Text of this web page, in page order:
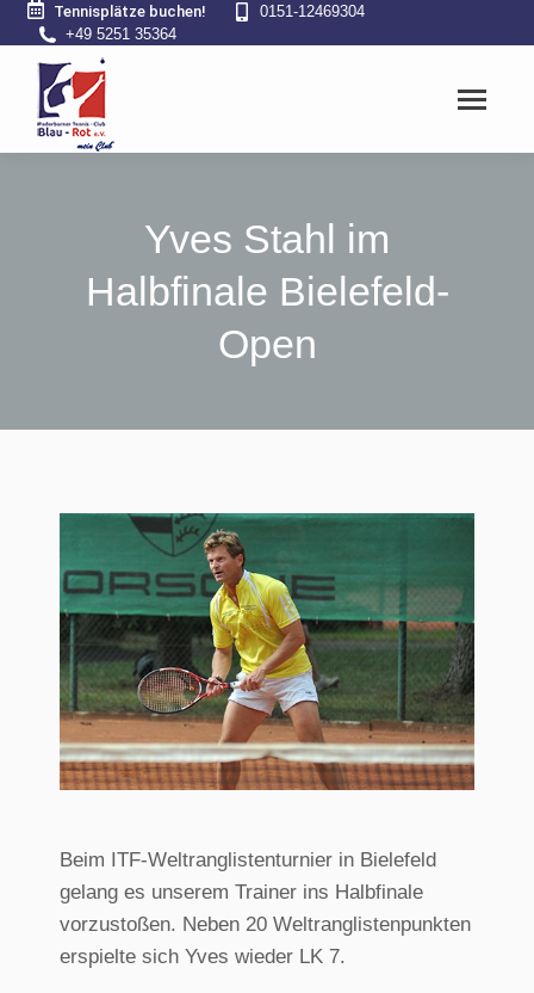
Tennisplätze buchen!
0151-12469304
+49 5251 35364
Yves Stahl im
Halbfinale Bielefeld-
Open
Beim ITF-Weltranglistenturnier in Bielefeld
gelang es unserem Trainer ins Halbfinale
vorzustoßen. Neben 20 Weltranglistenpunkten
erspielte sich Yves wieder LK 7.